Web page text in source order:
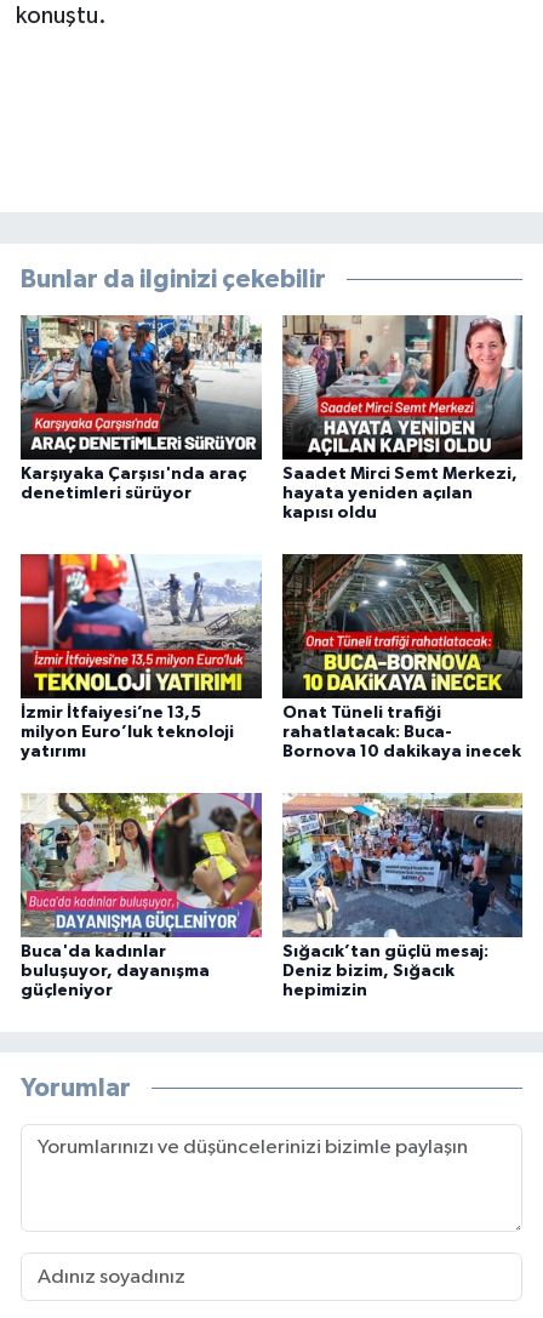
konuştu.
Bunlar da ilginizi çekebilir
Karşıyaka Çarşısı'nda araç
denetimleri sürüyor
Saadet Mirci Semt Merkezi,
hayata yeniden açılan
kapısı oldu
İzmir İtfaiyesi’ne 13,5
milyon Euro’luk teknoloji
yatırımı
Onat Tüneli trafiği
rahatlatacak: Buca-
Bornova 10 dakikaya inecek
Buca'da kadınlar
buluşuyor, dayanışma
güçleniyor
Sığacık’tan güçlü mesaj:
Deniz bizim, Sığacık
hepimizin
Yorumlar